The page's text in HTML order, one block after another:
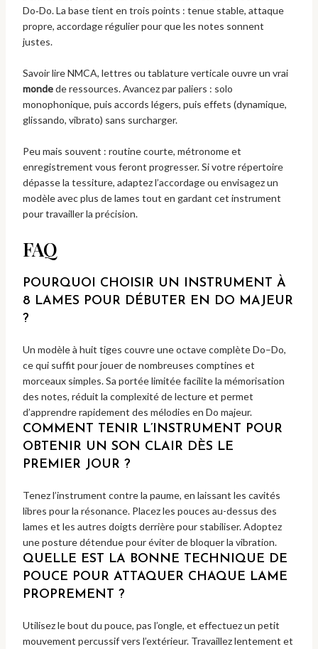
Do‑Do. La base tient en trois points : tenue stable, attaque
propre, accordage régulier pour que les notes sonnent
justes.
Savoir lire NMCA, lettres ou tablature verticale ouvre un vrai
mondede ressources. Avancez par paliers : solo
monophonique, puis accords légers, puis effets (dynamique,
glissando, vibrato) sans surcharger.
Peu mais souvent : routine courte, métronome et
enregistrement vous feront progresser. Si votre répertoire
dépasse la tessiture, adaptez l’accordage ou envisagez un
modèle avec plus de lames tout en gardant cet instrument
pour travailler la précision.
FAQ
POURQUOI CHOISIR UN INSTRUMENT À
8 LAMES POUR DÉBUTER EN DO MAJEUR
?
Un modèle à huit tiges couvre une octave complète Do–Do,
ce qui suffit pour jouer de nombreuses comptines et
morceaux simples. Sa portée limitée facilite la mémorisation
des notes, réduit la complexité de lecture et permet
d’apprendre rapidement des mélodies en Do majeur.
COMMENT TENIR L’INSTRUMENT POUR
OBTENIR UN SON CLAIR DÈS LE
PREMIER JOUR ?
Tenez l’instrument contre la paume, en laissant les cavités
libres pour la résonance. Placez les pouces au-dessus des
lames et les autres doigts derrière pour stabiliser. Adoptez
une posture détendue pour éviter de bloquer la vibration.
QUELLE EST LA BONNE TECHNIQUE DE
POUCE POUR ATTAQUER CHAQUE LAME
PROPREMENT ?
Utilisez le bout du pouce, pas l’ongle, et effectuez un petit
mouvement percussif vers l’extérieur. Travaillez lentement et